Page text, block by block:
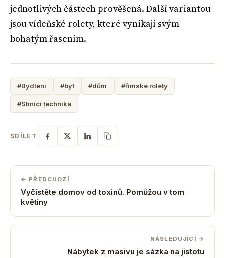
jednotlivých částech prověšená. Další variantou
jsou vídeňské rolety, které vynikají svým
bohatým řasením.
#Bydlení #byt #dům #římské rolety
#Stíníci technika
SDÍLET
← PŘEDCHOZÍ
Vyčistěte domov od toxinů. Pomůžou v tom
květiny
NÁSLEDUJÍCÍ →
Nábytek z masivu je sázka na jistotu